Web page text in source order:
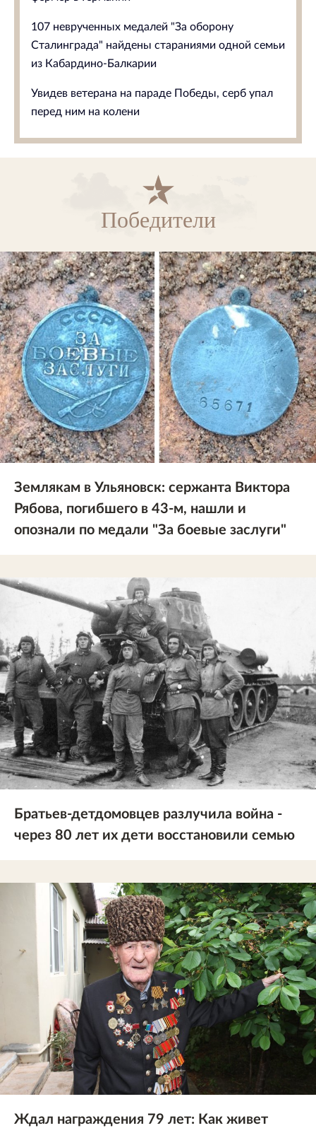
107 неврученных медалей "За оборону
Сталинграда" найдены стараниями одной семьи
из Кабардино-Балкарии
Увидев ветерана на параде Победы, серб упал
перед ним на колени
Победители
Землякам в Ульяновск: сержанта Виктора
Рябова, погибшего в 43-м, нашли и
опознали по медали "За боевые заслуги"
Братьев-детдомовцев разлучила война -
через 80 лет их дети восстановили семью
Ждал награждения 79 лет: Как живет